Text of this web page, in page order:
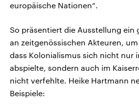
europäische Nationen“.
So präsentiert die Ausstellung ein
an zeitgenössischen Akteuren,
dass Kolonialismus sich nicht nur
abspielte, sondern auch im
nicht verfehlte. Heike Hartmann
Beispiele: